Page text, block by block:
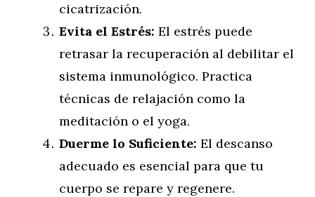
cicatrización.
Evita el Estrés: El estrés puede
retrasar la recuperación al debilitar el
sistema inmunológico. Practica
técnicas de relajación como la
meditación o el yoga.
Duerme lo Suficiente: El descanso
adecuado es esencial para que tu
cuerpo se repare y regenere.